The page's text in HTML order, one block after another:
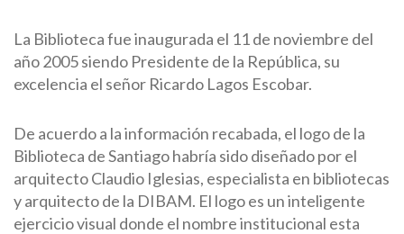
La Biblioteca fue inaugurada el 11 de noviembre del
año 2005 siendo Presidente de la República, su
excelencia el señor Ricardo Lagos Escobar.
De acuerdo a la información recabada, el logo de la
Biblioteca de Santiago habría sido diseñado por el
arquitecto Claudio Iglesias, especialista en bibliotecas
y arquitecto de la DIBAM. El logo es un inteligente
ejercicio visual donde el nombre institucional esta